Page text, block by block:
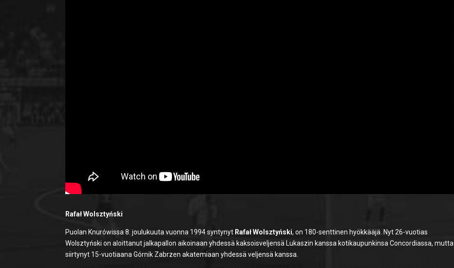
Rafał Wolsztyński
Puolan Knurówissa 8. joulukuuta vuonna 1994 syntynyt Rafał Wolsztyński, on 180-senttinen hyökkääjä. Nyt 26-vuotias
Wolsztyński on aloittanut jalkapallon aikoinaan yhdessä kaksoisveljensä Lukaszin kanssa kotikaupunkinsa Concordiassa, mutta
siirtynyt 15-vuotiaana Górnik Zabrzen akatemiaan yhdessä veljensä kanssa.